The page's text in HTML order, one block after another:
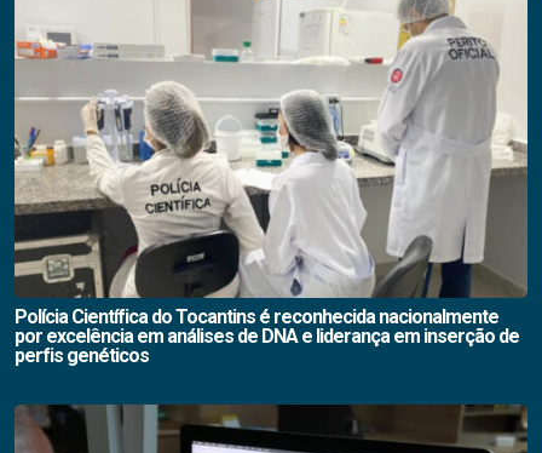
Polícia Científica do Tocantins é reconhecida nacionalmente
por excelência em análises de DNA e liderança em inserção de
perfis genéticos